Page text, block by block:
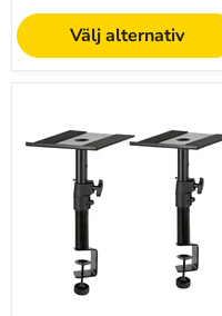
Välj alternativ
för
högtalarstativ
Höjdjusterbar
skrivbordsplattform
monitorer